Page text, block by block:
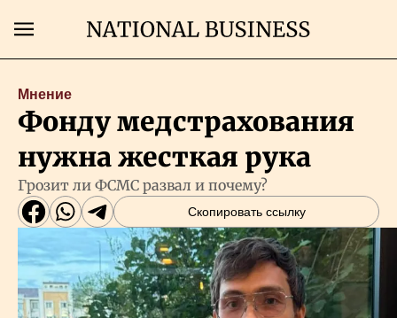
Главная
Экономика
Бизнес
Рынки
Мнение
Фонду медстрахования
нужна жесткая рука
Грозит ли ФСМС развал и почему?
Скопировать ссылку